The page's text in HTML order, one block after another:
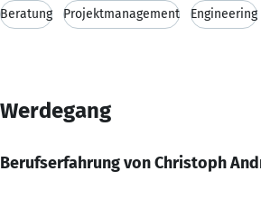
Beratung Projektmanagement Engineering
Werdegang
Berufserfahrung von Christoph